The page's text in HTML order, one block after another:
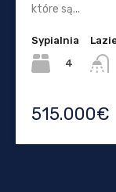
które są...
Sypialnia
4
515.000€